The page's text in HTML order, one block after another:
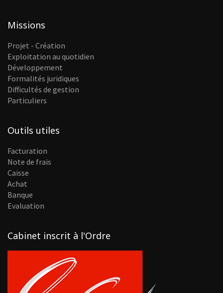
Missions
Projet - Création
Exploitation au quotidien
Développement
Formalités juridiques
Difficultés de gestion
Particuliers
Outils utiles
Facturation
Note de frais
Caisse
Achat
Banque
Evaluation
Cabinet inscrit à l'Ordre